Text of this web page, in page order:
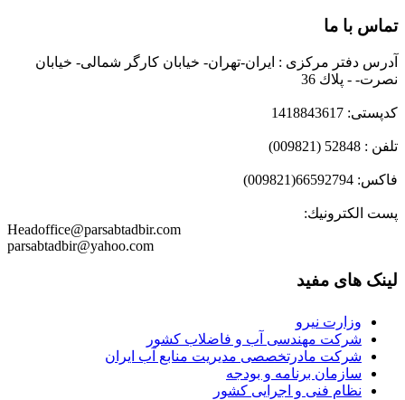
تماس با ما
آدرس دفتر مرکزی : ايران-تهران- خيابان كارگر شمالی- خيابان
نصرت- - پلاك 36
کدپستی: 1418843617
تلفن : 52848 (009821)
فاكس: 66592794(009821)
پست الكترونيك:
Headoffice@parsabtadbir.com
parsabtadbir@yahoo.com
لینک های مفید
وزارت نیرو
شرکت مهندسی آب و فاضلاب کشور
شرکت مادرتخصصی مدیریت منابع آب ایران
سازمان برنامه و بودجه
نظام فنی و اجرایی کشور